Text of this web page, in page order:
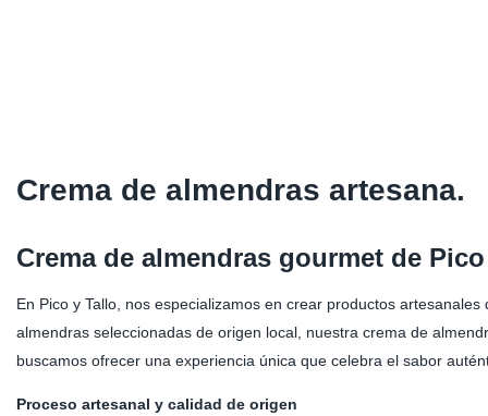
Crema de almendras artesana.
Crema de almendras gourmet de
En Pico y Tallo, nos especializamos en crear productos
almendras seleccionadas de origen local, nuestra crema de
buscamos ofrecer una experiencia única que celebra el sabor
Proceso artesanal y calidad de origen